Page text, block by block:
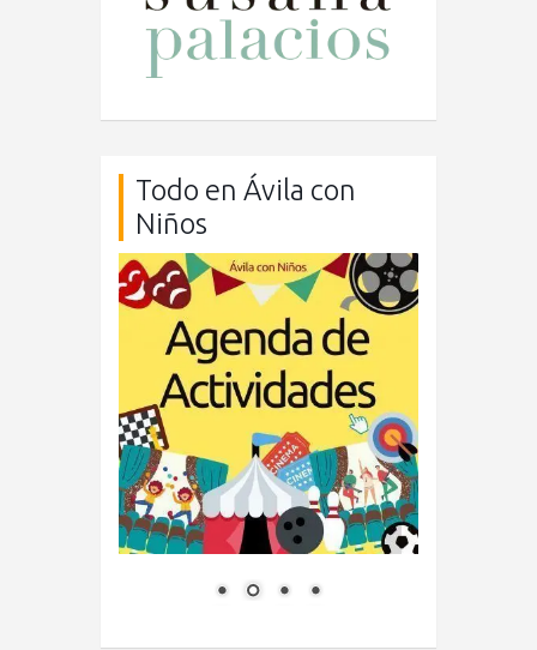
Todo en Ávila con
Niños